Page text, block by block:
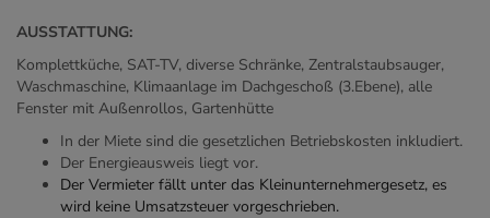
AUSSTATTUNG:
Komplettküche, SAT-TV, diverse Schränke, Zentralstaubsauger,
Waschmaschine, Klimaanlage im Dachgeschoß (3.Ebene), alle
Fenster mit Außenrollos, Gartenhütte
In der Miete sind die gesetzlichen Betriebskosten inkludiert.
Der Energieausweis liegt vor.
Der Vermieter fällt unter das Kleinunternehmergesetz, es
wird keine Umsatzsteuer vorgeschrieben.